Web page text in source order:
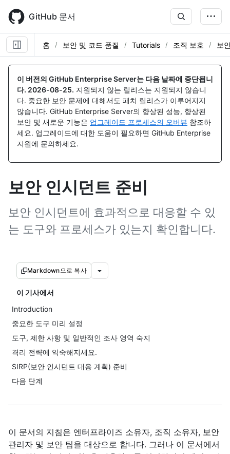
main
content
GitHub 문서
홈 보안 및 코드 품질 Tutorials 조직 보호 보
이 버전의 GitHub Enterprise Server는 다음 날짜에 중단됩니
다. 2026-08-25. 지원되지 않는 릴리스는 지원되지 않습니
다. 중요한 보안 문제에 대해서도 패치 릴리스가 이루어지지
않습니다. GitHub Enterprise Server의 향상된 성능, 향상된
보안 및 새로운 기능은 업그레이드 프로세스의 오버뷰 참조하
세요. 업그레이드에 대한 도움이 필요하면 GitHub Enterprise
지원에 문의하세요.
보안 인시던트 준비
보안 인시던트에 효과적으로 대응할 수 있
는 도구와 프로세스가 있는지 확인합니다.
Markdown으로 복사
이 기사에서
Introduction
중요한 도구 미리 설정
도구, 제한 사항 및 일반적인 조사 영역 숙지
격리 전략에 익숙해지세요.
SIRP(보안 인시던트 대응 계획) 준비
다음 단계
이 문서의 지침은 엔터프라이즈 소유자, 조직 소유자, 보안
관리자 및 보안 팀을 대상으로 합니다. 그러나 이 문서에서